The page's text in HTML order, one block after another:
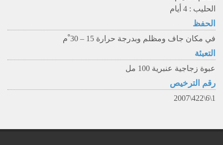
الحليب : 4 أيام
الحفظ
في مكان جاف ومظلم وبدرجة حرارة 15 – 30 ْم
التعبئة
عبوة زجاجية عنبرية 100 مل
رقم الترخيص
1\6\422\2007